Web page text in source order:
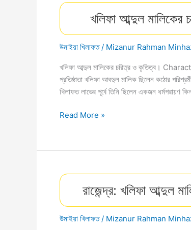
দিউয়ানুল
খলিফা আব্দুল মালিকের
উমাইয়া খিলাফত/ Mizanur Rahman
খলিফা আব্দুল মালিকের চরিত্র ও কৃতিত্ব।
প্রতিষ্ঠাতা খলিফা আবদুল মালিক ছিলেন কঠোর
খিলাফত লাভের পূর্বে তিনি ছিলেন একজন ধর্মপরায়ণ
খলিফা
চরিত্র
কৃতিত্ব।
খিলাফতের
খলিফা….
Read More »
রাজেন্দ্র: খলিফা আব্দুল
উমাইয়া খিলাফত/ Mizanur Rahman